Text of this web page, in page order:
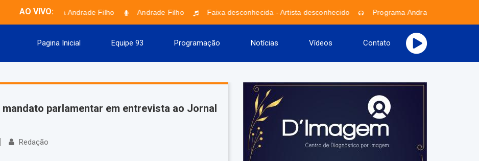
AO VIVO:
Programa Andrade Filho Andrade Filho Faixa desconhecida - Artista desconhecido Programa Andrade Filho
Pagina Inicial Equipe 93 Programação Notícias Vídeos Contato
parlamentar em entrevista ao Jornal
Redação